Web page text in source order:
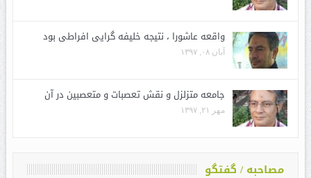
واقعه عاشورا ، نتیجه خلیفه گرایی افراطی بود
آبان ۰۸, ۱۳۹۷
جامعه متزلزل و نقش تعصبات و متعصبین در آن
مهر ۲۱, ۱۳۹۷
مصاحبه / گفتگو